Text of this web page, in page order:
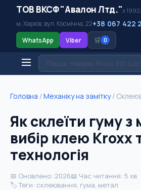
ТОВ ВКСФ "Авалон Лтд."з 1992
м. Харків, вул. Космічна, 22+38 067 422
WhatsApp
Viber 🛒 0
Головна /Механіку на замітку/
Як склеїти гуму
вибір клею Kroxx
технологія
📅 Оновлено: 2026📖 Час читання: 5 хв
🏷️ Теги: склеювання, гума, метал